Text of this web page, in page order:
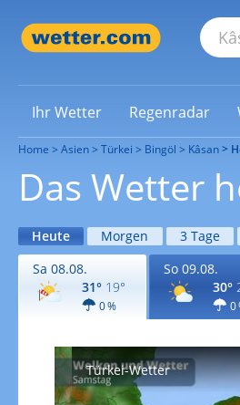
Ihr Wetter Regenradar
Home Asien Türkei Bingöl Kâsan
Das Wetter
Heute Morgen 3 Tage
Sa 08.08.
31° 19°
0 %
So 09.08.
30°
0
Türkei-Wetter